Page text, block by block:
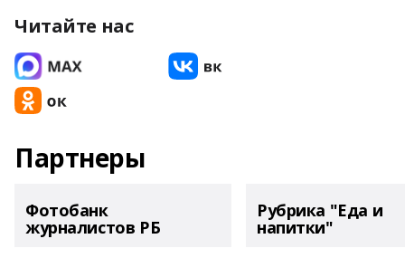
Читайте нас
Партнеры
Фотобанк
журналистов РБ
Рубрика "Еда и
напитки"